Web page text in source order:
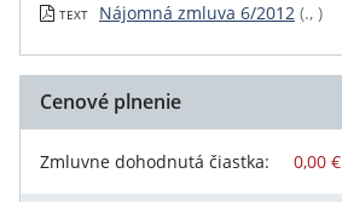
TEXT Nájomná zmluva 6/2012 (., )
Cenové plnenie
Zmluvne dohodnutá čiastka: 0,00 €